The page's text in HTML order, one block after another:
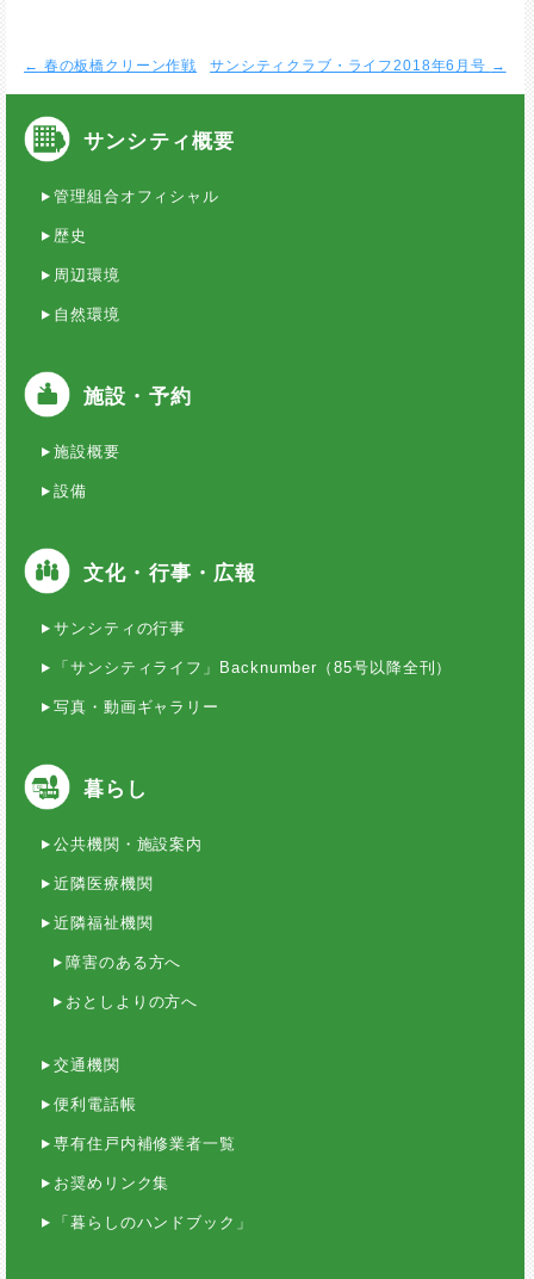
← 春の板橋クリーン作戦 サンシティクラブ・ライフ2018年6月号 →
サンシティ概要
管理組合オフィシャル
歴史
周辺環境
自然環境
施設・予約
施設概要
設備
文化・行事・広報
サンシティの行事
「サンシティライフ」Backnumber（85号以降全刊）
写真・動画ギャラリー
暮らし
公共機関・施設案内
近隣医療機関
近隣福祉機関
障害のある方へ
おとしよりの方へ
交通機関
便利電話帳
専有住戸内補修業者一覧
お奨めリンク集
「暮らしのハンドブック」